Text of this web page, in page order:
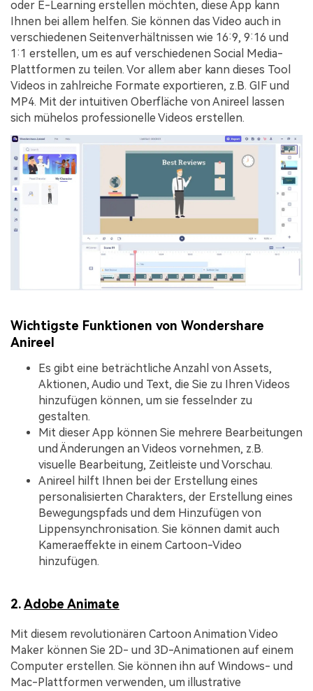
oder E-Learning erstellen möchten, diese App kann
Ihnen bei allem helfen. Sie können das Video auch in
verschiedenen Seitenverhältnissen wie 16:9, 9:16 und
1:1 erstellen, um es auf verschiedenen Social Media-
Plattformen zu teilen. Vor allem aber kann dieses Tool
Videos in zahlreiche Formate exportieren, z.B. GIF und
MP4. Mit der intuitiven Oberfläche von Anireel lassen
sich mühelos professionelle Videos erstellen.
Wichtigste Funktionen von Wondershare
Anireel
Es gibt eine beträchtliche Anzahl von Assets,
Aktionen, Audio und Text, die Sie zu Ihren Videos
hinzufügen können, um sie fesselnder zu
gestalten.
Mit dieser App können Sie mehrere Bearbeitungen
und Änderungen an Videos vornehmen, z.B.
visuelle Bearbeitung, Zeitleiste und Vorschau.
Anireel hilft Ihnen bei der Erstellung eines
personalisierten Charakters, der Erstellung eines
Bewegungspfads und dem Hinzufügen von
Lippensynchronisation. Sie können damit auch
Kameraeffekte in einem Cartoon-Video
hinzufügen.
2.Adobe Animate
Mit diesem revolutionären Cartoon Animation Video
Maker können Sie 2D- und 3D-Animationen auf einem
Computer erstellen. Sie können ihn auf Windows- und
Mac-Plattformen verwenden, um illustrative